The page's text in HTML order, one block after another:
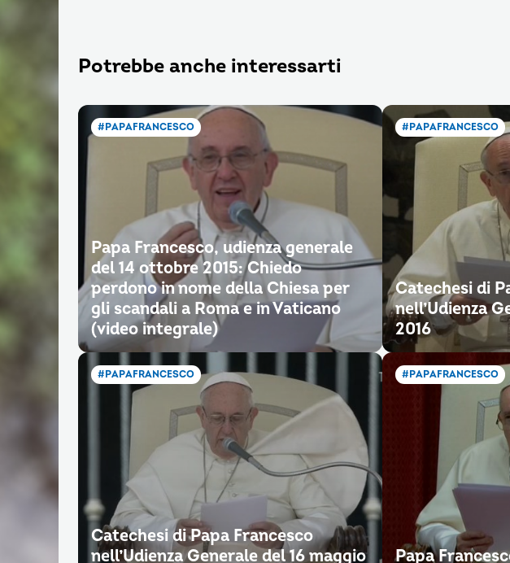
Potrebbe anche interessarti
#PAPAFRANCESCO
Papa Francesco, udienza generale
del 14 ottobre 2015: Chiedo
perdono in nome della Chiesa per
gli scandali a Roma e in Vaticano
(video integrale)
#PAPAFRANCESCO
Catechesi di
nell’Udienza
2016
#PAPAFRANCESCO
Catechesi di Papa Francesco
nell’Udienza Generale del 16 maggio
#PAPAFRANCESCO
Papa